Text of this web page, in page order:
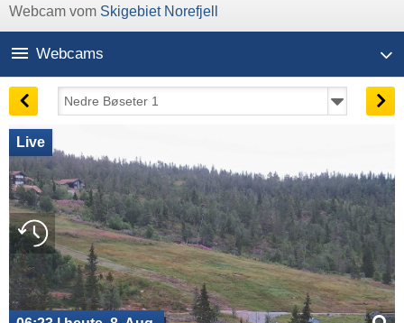
Webcam vom Skigebiet Norefjell
Webcams
Live